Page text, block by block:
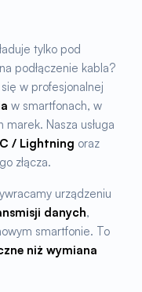
tylko pod
podłączenie kabla?
w profesjonalnej
w smartfonach, w
Nasza usługa
/ Lightning oraz
złącza.
urządzeniu
danych,
smartfonie. To
niż wymiana